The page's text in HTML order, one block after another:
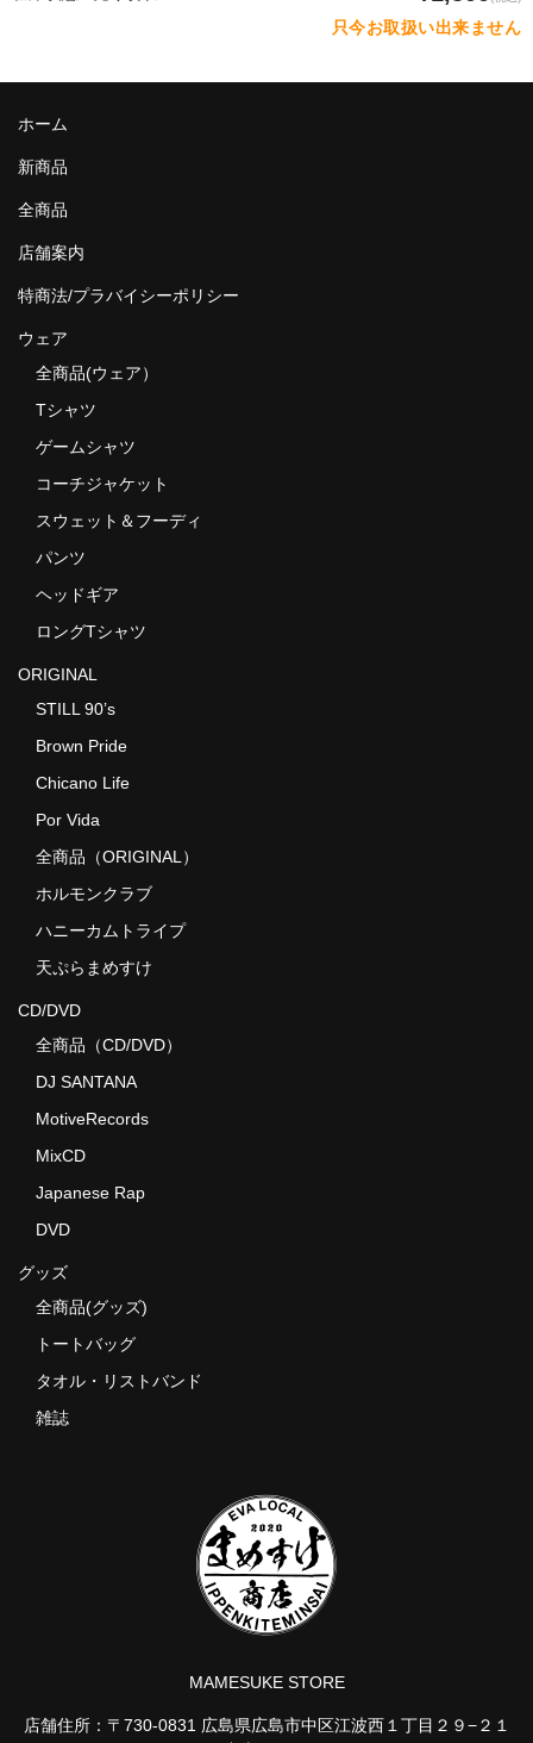
DJ SANTANA
MixCD
Japanese Rap
MotiveRecords
グ ッ ズ
全商品（グッズ ）
トートバッグ
雑誌
只今お取扱い出来ません
ホーム
新商品
全商品
店舗案内
特商法/プラバイシーポリシー
ウェア
全商品(ウェア）
Tシャツ
ゲームシャツ
コーチジャケット
スウェット＆フーディ
パンツ
ヘッドギア
ロングTシャツ
ORIGINAL
STILL 90’s
Brown Pride
Chicano Life
Por Vida
全商品（ORIGINAL）
ホルモンクラブ
ハニーカムトライプ
天ぷらまめすけ
CD/DVD
全商品（CD/DVD）
DJ SANTANA
MotiveRecords
MixCD
Japanese Rap
DVD
グッズ
全商品(グッズ)
トートバッグ
タオル・リストバンド
雑誌
MAMESUKE STORE
店舗住所：〒730-0831 広島県広島市中区江波西１丁目２９−２１